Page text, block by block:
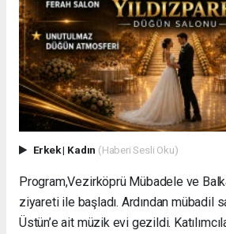
Erkek| Kadın (Haberi Sesli Oku)
Program,Vezirköprü Mübadele ve
ziyareti ile başladı. Ardından mübadil
Üstün’e ait müzik evi gezildi.